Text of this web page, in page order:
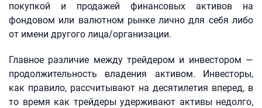
покупкой и продажей финансовых активов на
фондовом или валютном рынке лично для себя либо
от имени другого лица/организации.
Главное различие между трейдером и инвестором —
продолжительность владения активом. Инвесторы,
как правило, рассчитывают на десятилетия вперед, в
то время как трейдеры удерживают активы недолго,